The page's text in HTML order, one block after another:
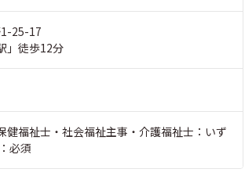
25-17
」徒歩12分
福祉士・社会福祉主事・介護福祉士：いず
必須